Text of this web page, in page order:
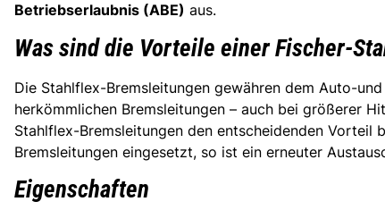
Betriebserlaubnis (ABE) aus.
Was sind die Vorteile einer Fischer-
Die Stahlflex-Bremsleitungen gewähren dem Auto-
herkömmlichen Bremsleitungen – auch bei größerer
Stahlflex-Bremsleitungen den entscheidenden Vorteil
Bremsleitungen eingesetzt, so ist ein erneuter
Eigenschaften